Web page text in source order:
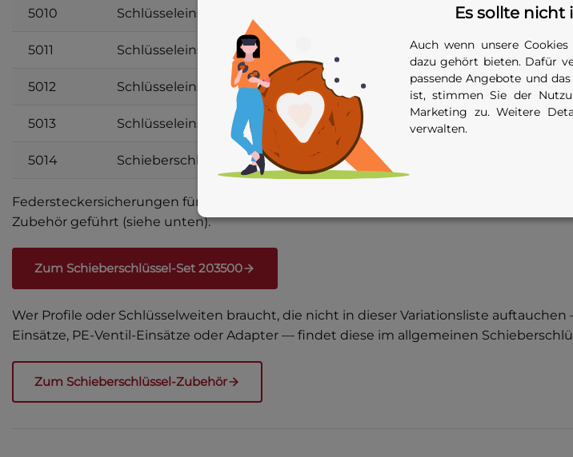
5010 Schlüsseleinsatz Innenvierkant
5011 Schlüsseleinsatz Sechskant
5012 Schlüsseleinsatz Sechskant
5013 Schlüsseleinsatz Sechskant
5014 Schieberschlüssel Vierkant konisch mit angeschweißtem Sechskant
Federsteckersicherungen für Drehkreuz und Verlängerung sind nicht in dieser
Zubehör geführt (siehe unten).
Zum Schieberschlüssel-Set 203500
Wer Profile oder Schlüsselweiten braucht, die nicht in dieser Variationsliste
Einsätze, PE-Ventil-Einsätze oder Adapter — findet diese im allgemeinen
Zum Schieberschlüssel-Zubehör
Es sollte
Auch wenn unsere
dazu gehört bieten. Dafür
passende Angebote und
ist, stimmen Sie der
Marketing zu. Weitere
verwalten.